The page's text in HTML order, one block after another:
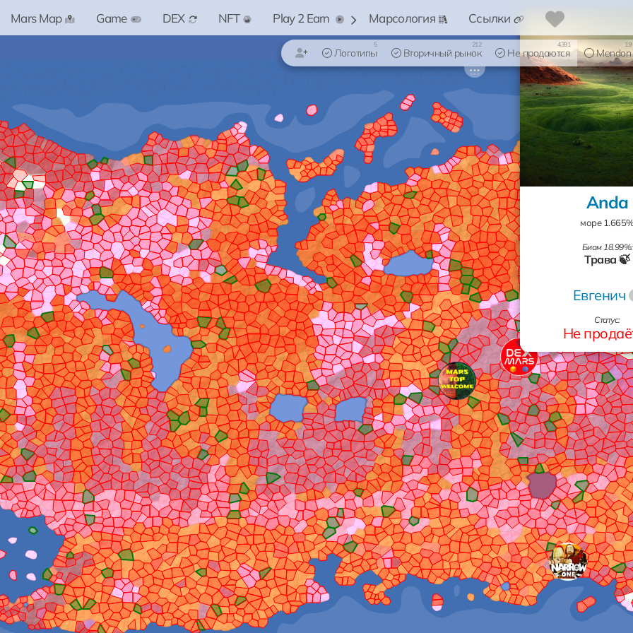
Mars Map Game DEX NFT Play 2 Earn Марсология Ссылки
Логотипы
5
Вторичный рынок
212
Не продаются
4391
Mendon
19
Anda
море
Биом 18.99%:
Трава 🍃
Евгенич
Статус:
Не